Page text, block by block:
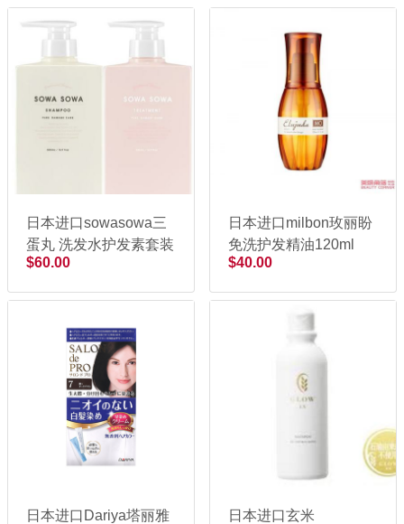
日本进口sowasowa三
蛋丸 洗发水护发素套装
500ml+500ml
$60.00
日本进口milbon玫丽盼
免洗护发精油120ml
$40.00
日本进口Dariya塔丽雅
日本进口玄米